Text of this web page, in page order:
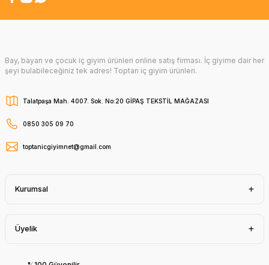
Bay, bayan ve çocuk iç giyim ürünleri online satış firması. İç giyime dair her
şeyi bulabileceğiniz tek adres! Toptan iç giyim ürünleri.
Talatpaşa Mah. 4007. Sok. No:20 GİPAŞ TEKSTİL MAĞAZASI
0850 305 09 70
toptanicgiyimnet@gmail.com
Kurumsal
Üyelik